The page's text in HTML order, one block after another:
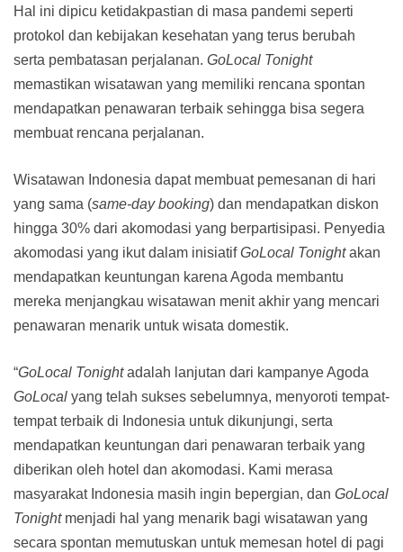
Hal ini dipicu ketidakpastian di masa pandemi seperti
protokol dan kebijakan kesehatan yang terus berubah
serta pembatasan perjalanan. GoLocal Tonight
memastikan wisatawan yang memiliki rencana spontan
mendapatkan penawaran terbaik sehingga bisa segera
membuat rencana perjalanan.
Wisatawan Indonesia dapat membuat pemesanan di hari
yang sama (same-day booking) dan mendapatkan diskon
hingga 30% dari akomodasi yang berpartisipasi. Penyedia
akomodasi yang ikut dalam inisiatifGoLocal Tonightakan
mendapatkan keuntungan karena Agoda membantu
mereka menjangkau wisatawan menit akhir yang mencari
penawaran menarik untuk wisata domestik.
“GoLocal Tonightadalah lanjutan dari kampanye Agoda
GoLocal yang telah sukses sebelumnya, menyoroti tempat-
tempat terbaik di Indonesia untuk dikunjungi, serta
mendapatkan keuntungan dari penawaran terbaik yang
diberikan oleh hotel dan akomodasi. Kami merasa
masyarakat Indonesia masih ingin bepergian, dan GoLocal
Tonightmenjadi hal yang menarik bagi wisatawan yang
secara spontan memutuskan untuk memesan hotel di pagi